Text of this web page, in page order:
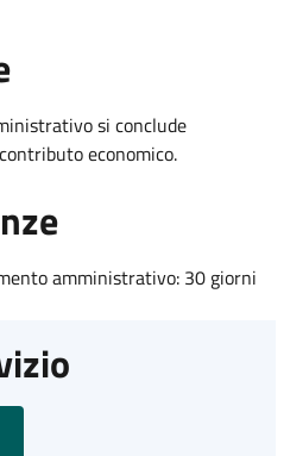
si conclude
economico.
amministrativo: 30 giorni